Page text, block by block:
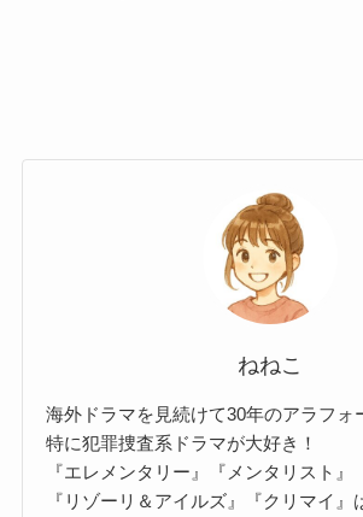
ねねこ
海外ドラマを見続けて30年のアラフォ
特に犯罪捜査系ドラマが大好き！
『エレメンタリー』『メンタリスト』
『リゾーリ＆アイルズ』『クリマイ』